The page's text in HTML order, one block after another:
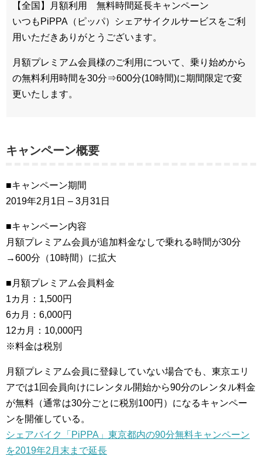
【全国】月額利用 無料時間延長キャンペーン
いつもPiPPA（ピッパ）シェアサイクルサービスをご利
用いただきありがとうございます。
月額プレミアム会員様のご利用について、乗り始めから
の無料利用時間を30分⇒600分(10時間)に期間限定で変
更いたします。
キャンペーン概要
■キャンペーン期間
2019年2月1日 – 3月31日
■キャンペーン内容
月額プレミアム会員が追加料金なしで乗れる時間が30分
→600分（10時間）に拡大
■月額プレミアム会員料金
1カ月：1,500円
6カ月：6,000円
12カ月：10,000円
※料金は税別
月額プレミアム会員に登録していない場合でも、東京エリ
アでは1回会員向けにレンタル開始から90分のレンタル料金
が無料（通常は30分ごとに税別100円）になるキャンペー
ンを開催している。
シェアバイク「PiPPA」東京都内の90分無料キャンペーン
を2019年2月末まで延長